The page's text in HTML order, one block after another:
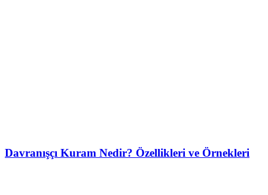
Davranışçı Kuram Nedir? Özellikleri ve Örnekleri